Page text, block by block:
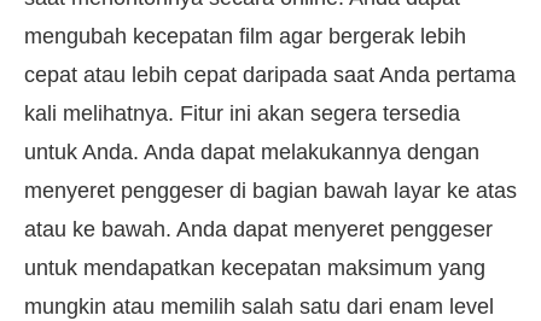
mengubah kecepatan film agar bergerak lebih
cepat atau lebih cepat daripada saat Anda pertama
kali melihatnya. Fitur ini akan segera tersedia
untuk Anda. Anda dapat melakukannya dengan
menyeret penggeser di bagian bawah layar ke atas
atau ke bawah. Anda dapat menyeret penggeser
untuk mendapatkan kecepatan maksimum yang
mungkin atau memilih salah satu dari enam level